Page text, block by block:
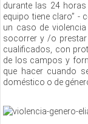
durante las 24 horas
equipo tiene claro” -
un caso de
socorrer y /o
cualificados, con
de los campos y
que hacer cuando
doméstico o de